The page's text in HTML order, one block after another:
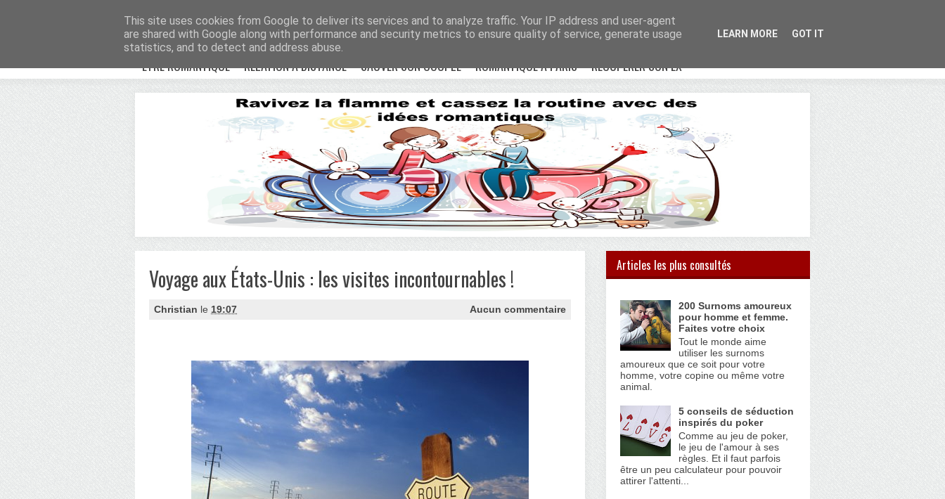
Avenue Romantique ! Accueil
ETRE ROMANTIQUE RELATION À DISTANCE SAUVER SON COUPLE ROMANTIQUE À PARIS RÉCUPÉRER SON EX
Voyage aux États-Unis : les visites incontournables !
Christian le 19:07 Aucun commentaire
Articles les plus consultés
200 Surnoms amoureux
pour homme et femme.
Faites votre choix
Tout le monde aime
utiliser les surnoms
amoureux que ce soit pour votre
homme, votre copine ou même votre
animal.
5 conseils de séduction
inspirés du poker
Comme au jeu de poker,
le jeu de l'amour à ses
règles. Et il faut parfois
être un peu calculateur pour pouvoir
attirer l'attenti...
This site uses cookies from Google to deliver its services and to analyze traffic. Your IP address and user-agent
are shared with Google along with performance and security metrics to ensure quality of service, generate usage
statistics, and to detect and address abuse.
LEARN MORE GOT IT